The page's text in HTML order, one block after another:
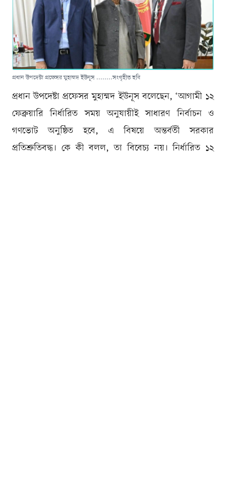
প্রধান উপদেষ্টা প্রফেসর মুহাম্মদ ইউনূস ........সংগৃহীত ছবি
প্রধান উপদেষ্টা প্রফেসর মুহাম্মদ ইউনূস বলেছেন, ‘আগামী ১২
ফেব্রুয়ারি নির্ধারিত সময় অনুযায়ীই সাধারণ নির্বাচন ও
গণভোট অনুষ্ঠিত হবে, এ বিষয়ে অন্তর্বর্তী সরকার
প্রতিশ্রুতিবদ্ধ। কে কী বলল, তা বিবেচ্য নয়। নির্ধারিত ১২